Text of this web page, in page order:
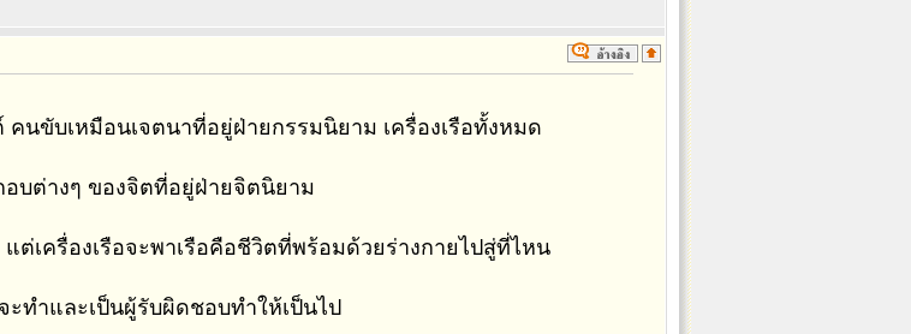
คนขับเหมือนเจตนาที่อยู่ฝ่ายกรรมนิยาม เครื่องเรือทั้งหมด
อบต่างๆ ของจิตที่อยู่ฝ่ายจิตนิยาม
ต่เครื่องเรือจะพาเรือคือชีวิตที่พร้อมด้วยร่างกายไปสู่ที่ไหน
ะทำและเป็นผู้รับผิดชอบทำให้เป็นไป